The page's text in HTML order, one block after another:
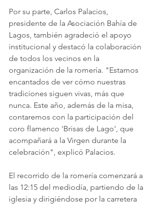
Por su parte, Carlos Palacios,
presidente de la Asociación Bahía de
Lagos, también agradeció el apoyo
institucional y destacó la colaboración
de todos los vecinos en la
organización de la romería. "Estamos
encantados de ver cómo nuestras
tradiciones siguen vivas, más que
nunca. Este año, además de la misa,
contaremos con la participación del
coro flamenco 'Brisas de Lago', que
acompañará a la Virgen durante la
celebración", explicó Palacios.
El recorrido de la romería comenzará a
las 12:15 del mediodía, partiendo de la
iglesia y dirigiéndose por la carretera